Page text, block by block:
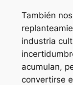
También
industria
acumulan,
convertirse